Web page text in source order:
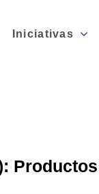
Iniciativas